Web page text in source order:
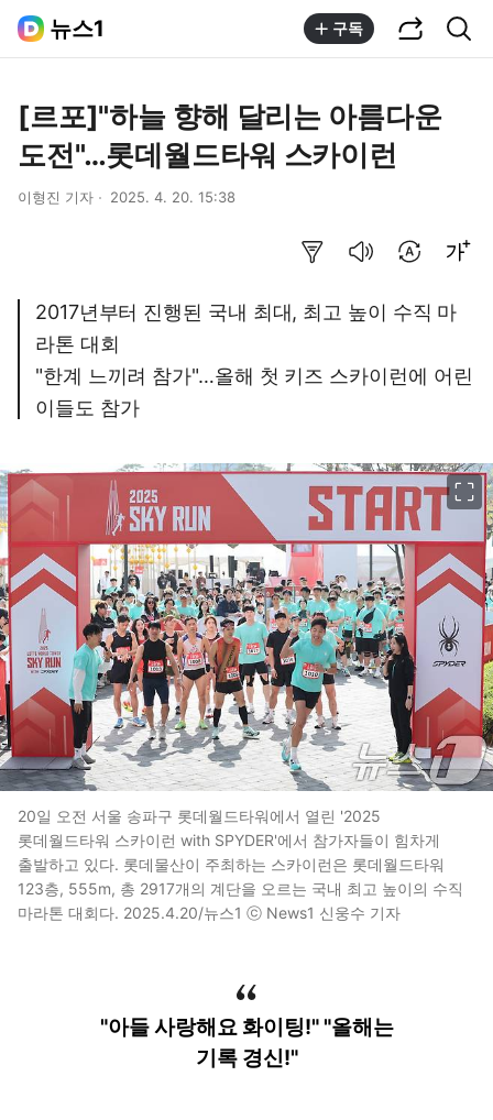
뉴스1 구독
[르포]"하늘 향해 달리는 아름다운
도전"…롯데월드타워 스카이런
이형진 기자 2025. 4. 20. 15:38
2017년부터 진행된 국내 최대, 최고 높이 수직 마
라톤 대회
"한계 느끼려 참가"…올해 첫 키즈 스카이런에 어린
이들도 참가
20일 오전 서울 송파구 롯데월드타워에서 열린 '2025
롯데월드타워 스카이런 with SPYDER'에서 참가자들이 힘차게
출발하고 있다. 롯데물산이 주최하는 스카이런은 롯데월드타워
123층, 555m, 총 2917개의 계단을 오르는 국내 최고 높이의 수직
마라톤 대회다. 2025.4.20/뉴스1 ⓒ News1 신웅수 기자
"아들 사랑해요 화이팅!" "올해는
기록 경신!"